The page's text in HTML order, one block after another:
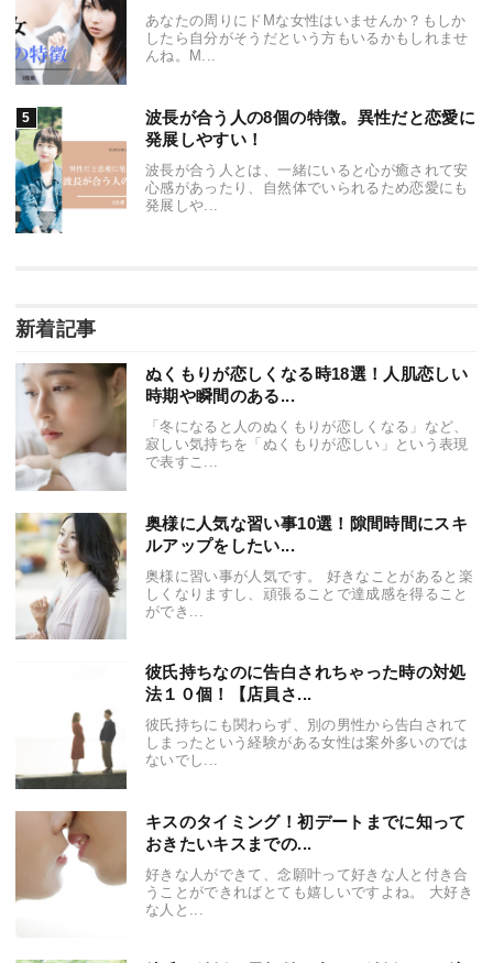
あなたの周りにドMな女性はいませんか？もしか
したら自分がそうだという方もいるかもしれませ
んね。M...
波長が合う人の8個の特徴。異性だと恋愛に
発展しやすい！
波長が合う人とは、一緒にいると心が癒されて安
心感があったり、自然体でいられるため恋愛にも
発展しや...
新着記事
ぬくもりが恋しくなる時18選！人肌恋しい
時期や瞬間のある...
「冬になると人のぬくもりが恋しくなる」など、
寂しい気持ちを「ぬくもりが恋しい」という表現
で表すこ...
奥様に人気な習い事10選！隙間時間にスキ
ルアップをしたい...
奥様に習い事が人気です。 好きなことがあると楽
しくなりますし、頑張ることで達成感を得ること
ができ...
彼氏持ちなのに告白されちゃった時の対処
法１０個！【店員さ...
彼氏持ちにも関わらず、別の男性から告白されて
しまったという経験がある女性は案外多いのでは
ないでし...
キスのタイミング！初デートまでに知って
おきたいキスまでの...
好きな人ができて、念願叶って好きな人と付き合
うことができればとても嬉しいですよね。 大好き
な人と...